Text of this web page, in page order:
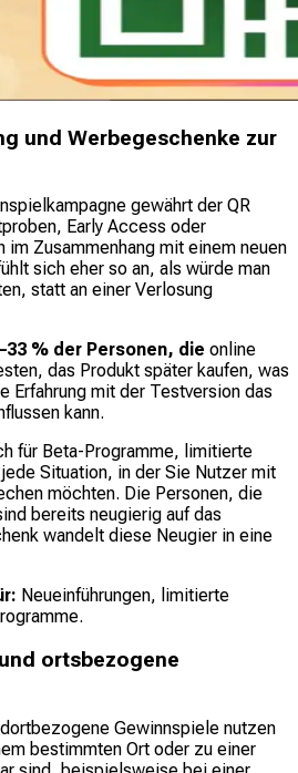
und Werbegeschenke zur
gewährt der QR
Early Access oder
im Zusammenhang mit einem neuen
sich eher so an, als würde man
statt an einer Verlosung
% der Personen, die online
das Produkt später kaufen, was
Erfahrung mit der Testversion das
kann.
für Beta-Programme, limitierte
Situation, in der Sie Nutzer mit
möchten. Die Personen, die
bereits neugierig auf das
wandelt diese Neugier in eine
Neueinführungen, limitierte
ortsbezogene
Gewinnspiele nutzen
bestimmten Ort oder zu einer